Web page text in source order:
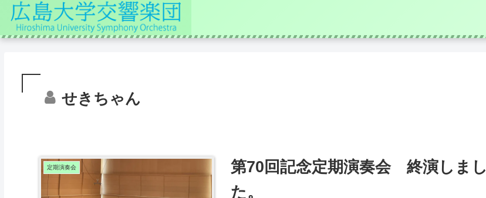
せきちゃん
定期演奏会
第70回記念定期演奏会 終演しまし
た。